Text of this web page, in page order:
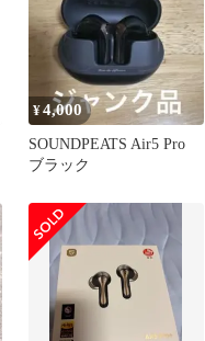
¥4,000
SOUNDPEATS Air5 Pro
ブラック